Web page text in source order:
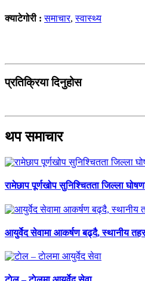
क्याटेगोरी :समाचार,स्वास्थ्य
प्रतिक्रिया दिनुहोस
थप समाचार
रामेछाप पूर्णखोप सुनिश्चितता जिल्ला
आयुर्वेद सेवामा आकर्षण बढ्दै, स्थानीय